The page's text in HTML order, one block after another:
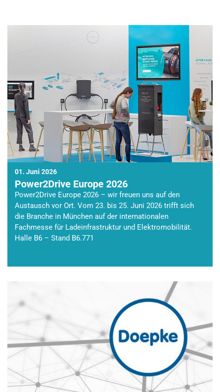
01. Juni 2026
Power2Drive Europe 2026
Power2Drive Europe 2026 – wir freuen uns auf den
Austausch vor Ort. Vom 23. bis 25. Juni 2026 trifft sich
die Branche in München auf der internationalen
Fachmesse für Ladeinfrastruktur und Elektromobilität.
Halle B6 – Stand B6.771